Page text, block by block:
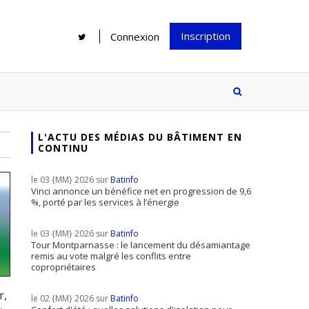
Connexion Inscription
idée mais...
Le print sous toutes ses formes a-t-
il encore sa place dans un monde
Rénover une salle de bains : gagner
supports
inscrire
à notre
?
L'ACTU DES MÉDIAS DU BÂTIMENT EN
CONTINU
le 03 {MM} 2026 surBatinfo
Vinci annonce un bénéfice net en progression de 9,6
%, porté par les services à l’énergie
le 03 {MM} 2026 surBatinfo
Tour Montparnasse : le lancement du désamiantage
remis au vote malgré les conflits entre
copropriétaires
le 02 {MM} 2026 surBatinfo